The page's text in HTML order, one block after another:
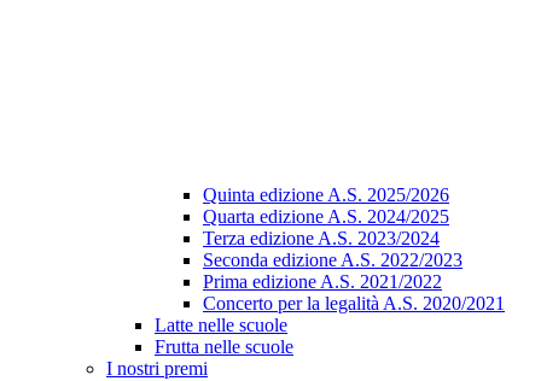
Quinta edizione A.S. 2025/2026
Quarta edizione A.S. 2024/2025
Terza edizione A.S. 2023/2024
Seconda edizione A.S. 2022/2023
Prima edizione A.S. 2021/2022
Concerto per la legalità A.S. 2020/2021
Latte nelle scuole
Frutta nelle scuole
I nostri premi